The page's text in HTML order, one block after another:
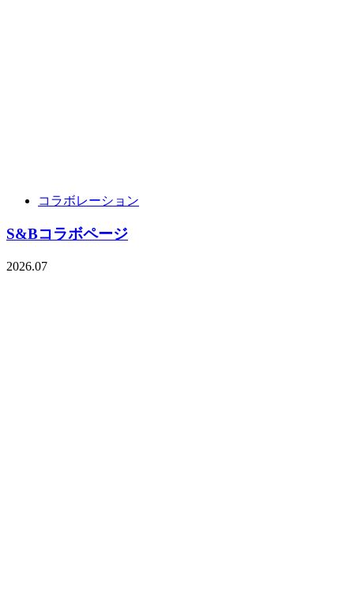
コラボレーション
S&Bコラボページ
2026.07